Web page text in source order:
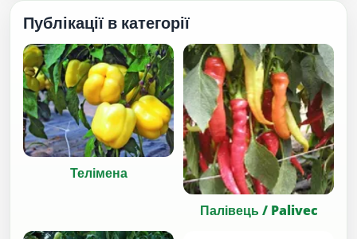
Публікації в категорії
Телімена
Палівець / Palivec